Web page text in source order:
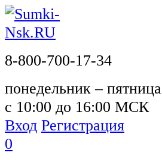
8-800-700-17-34
понедельник – пятница
с 10:00 до 16:00 МСК
Вход Регистрация
0